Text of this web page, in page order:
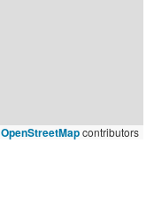
OpenStreetMapcontributors